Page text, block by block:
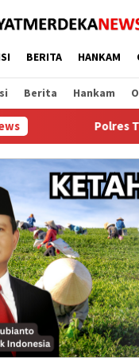
BERITA HANKAM
Berita Hankam
Tangerang Selatan